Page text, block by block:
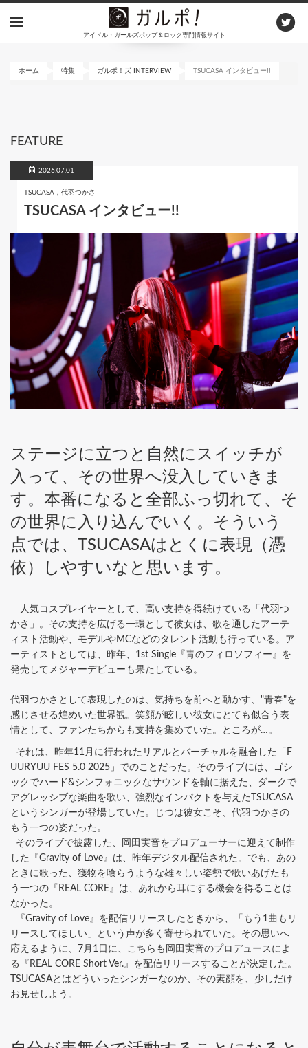
アイドル・ガールズポップ＆ロック専門情報サイト
ホーム 特集 ガルポ！ズ INTERVIEW TSUCASA インタビュー!!
FEATURE
2026.07.01
TSUCASA，代羽つかさ
TSUCASA インタビュー!!
ステージに立つと自然にスイッチが
入って、その世界へ没入していきま
す。本番になると全部ふっ切れて、そ
の世界に入り込んでいく。そういう
点では、TSUCASAはとくに表現（憑
依）しやすいなと思います。
人気コスプレイヤーとして、高い支持を得続けている「代羽つ
かさ」。その支持を広げる一環として彼女は、歌を通したアーテ
ィスト活動や、モデルやMCなどのタレント活動も行っている。ア
ーティストとしては、昨年、1st Single『青のフィロソフィー』を
発売してメジャーデビューも果たしている。
代羽つかさとして表現したのは、気持ちを前へと動かす、"青春"を
感じさせる煌めいた世界観。笑顔が眩しい彼女にとても似合う表
情として、ファンたちからも支持を集めていた。ところが…。
それは、昨年11月に行われたリアルとバーチャルを融合した「F
UURYUU FES 5.0 2025」でのことだった。そのライブには、ゴシ
ックでハード&シンフォニックなサウンドを軸に据えた、ダークで
アグレッシブな楽曲を歌い、強烈なインパクトを与えたTSUCASA
というシンガーが登場していた。じつは彼女こそ、代羽つかさの
もう一つの姿だった。
そのライブで披露した、岡田実音をプロデューサーに迎えて制作
した『Gravity of Love』は、昨年デジタル配信された。でも、あの
ときに歌った、獲物を喰らうような雄々しい姿勢で歌いあげたも
う一つの『REAL CORE』は、あれから耳にする機会を得ることは
なかった。
『Gravity of Love』を配信リリースしたときから、「もう1曲もリ
リースしてほしい」という声が多く寄せられていた。その思いへ
応えるように、7月1日に、こちらも岡田実音のプロデュースによ
る『REAL CORE Short Ver.』を配信リリースすることが決定した。
TSUCASAとはどういったシンガーなのか、その素顔を、少しだけ
お見せしよう。